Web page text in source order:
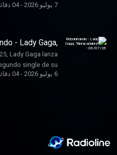
con el productor
7 يوليو 2026 - 04 دقائق 11 ثانية
- Lady Gaga,
- 06/07/26
Lady Gaga lanza
single de su
álbum, Mayhem.
6 يوليو 2026 - 04 دقائق 37 ثانية